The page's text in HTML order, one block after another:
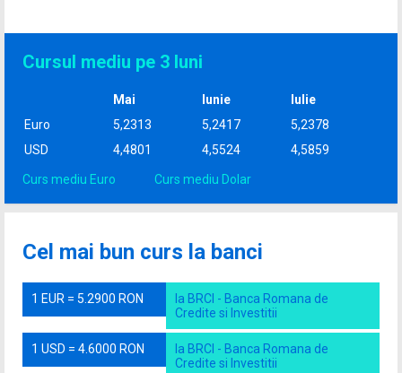
Cursul mediu pe 3 luni
Mai Iunie
Iulie
Euro
5,2313 5,2417
5,2378
USD
4,4801 4,5524 4,5859
Curs mediu Euro Curs mediu Dolar
Cel mai bun curs la banci
1 EUR = 5.2900 RON
la BRCI - Banca Romana de
Credite si Investitii
1 USD = 4.6000 RON
la BRCI - Banca Romana de
Credite si Investitii